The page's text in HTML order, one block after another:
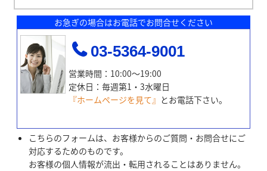
お急ぎの場合はお電話でお問合せください
03-5364-9001
営業時間：10:00～19:00
定休日：毎週第1・3水曜日
『ホームページを見て』 とお電話下さい。
こちらのフォームは、お客様からのご質問・お問合せにご
対応するためのものです。
お客様の個人情報が流出・転用されることはありません。